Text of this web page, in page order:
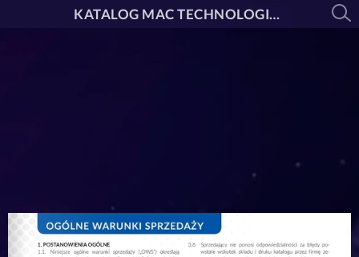
KATALOG MAC TECHNOLOGIE 2025/2026